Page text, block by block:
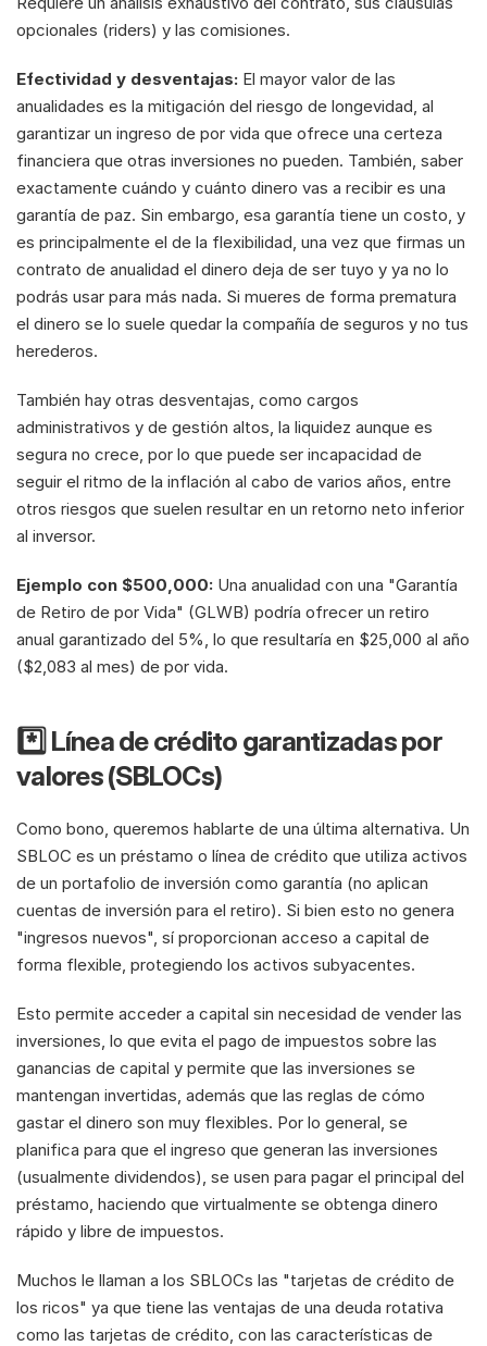
opcionales (riders) y las comisiones.
Efectividad y desventajas: El mayor valor de las
anualidades es la mitigación del riesgo de longevidad, al
garantizar un ingreso de por vida que ofrece una certeza
financiera que otras inversiones no pueden. También, saber
exactamente cuándo y cuánto dinero vas a recibir es una
garantía de paz. Sin embargo, esa garantía tiene un costo, y
es principalmente el de la flexibilidad, una vez que firmas un
contrato de anualidad el dinero deja de ser tuyo y ya no lo
podrás usar para más nada. Si mueres de forma prematura
el dinero se lo suele quedar la compañía de seguros y no tus
herederos.
También hay otras desventajas, como cargos
administrativos y de gestión altos, la liquidez aunque es
segura no crece, por lo que puede ser incapacidad de
seguir el ritmo de la inflación al cabo de varios años, entre
otros riesgos que suelen resultar en un retorno neto inferior
al inversor.
Ejemplo con $500,000: Una anualidad con una "Garantía
de Retiro de por Vida" (GLWB) podría ofrecer un retiro
anual garantizado del 5%, lo que resultaría en $25,000 al año
($2,083 al mes) de por vida.
*️⃣ Línea de crédito garantizadas por
valores (SBLOCs)
Como bono, queremos hablarte de una última alternativa. Un
SBLOC es un préstamo o línea de crédito que utiliza activos
de un portafolio de inversión como garantía (no aplican
cuentas de inversión para el retiro). Si bien esto no genera
"ingresos nuevos", sí proporcionan acceso a capital de
forma flexible, protegiendo los activos subyacentes.
Esto permite acceder a capital sin necesidad de vender las
inversiones, lo que evita el pago de impuestos sobre las
ganancias de capital y permite que las inversiones se
mantengan invertidas, además que las reglas de cómo
gastar el dinero son muy flexibles. Por lo general, se
planifica para que el ingreso que generan las inversiones
(usualmente dividendos), se usen para pagar el principal del
préstamo, haciendo que virtualmente se obtenga dinero
rápido y libre de impuestos.
Muchos le llaman a los SBLOCs las "tarjetas de crédito de
los ricos" ya que tiene las ventajas de una deuda rotativa
como las tarjetas de crédito, con las características de